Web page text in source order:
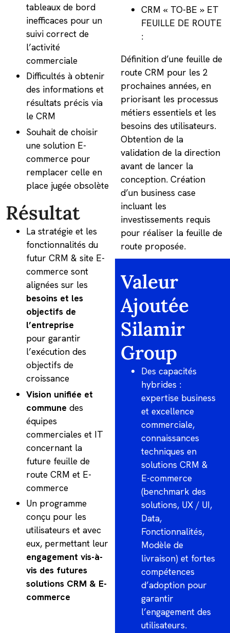
tableaux de bord
inefficaces pour un
suivi correct de
l’activité
commerciale
Difficultés à obtenir
des informations et
résultats précis via
le CRM
Souhait de choisir
une solution E-
commerce pour
remplacer celle en
place jugée obsolète
Résultat
La stratégie et les
fonctionnalités du
futur CRM & site E-
commerce sont
alignées sur les
besoins et les
objectifs de
l’entreprise
pour garantir
l’exécution des
objectifs de
croissance
Vision unifiée et
commune des
équipes
commerciales et IT
concernant la
future feuille de
route CRM et E-
commerce
Un programme
conçu pour les
utilisateurs et avec
eux, permettant leur
engagement vis-à-
vis des futures
solutions CRM & E-
commerce
CRM « TO-BE » ET
FEUILLE DE ROUTE
:
Définition d’une feuille de
route CRM pour les 2
prochaines années, en
priorisant les processus
métiers essentiels et les
besoins des utilisateurs.
Obtention de la
validation de la direction
avant de lancer la
conception. Création
d’un business case
incluant les
investissements requis
pour réaliser la feuille de
route proposée.
Valeur
Ajoutée
Silamir
Group
Des capacités
hybrides :
expertise business
et excellence
commerciale,
connaissances
techniques en
solutions CRM &
E-commerce
(benchmark des
solutions, UX / UI,
Data,
Fonctionnalités,
Modèle de
livraison) et fortes
compétences
d’adoption pour
garantir
l’engagement des
utilisateurs.